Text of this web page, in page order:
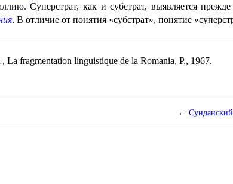
Суперстрат, как и субстрат, выявляется
. В отличие от понятия «субстрат», понятие
, La fragmentation linguistique de la Romania, P., 1967.
←